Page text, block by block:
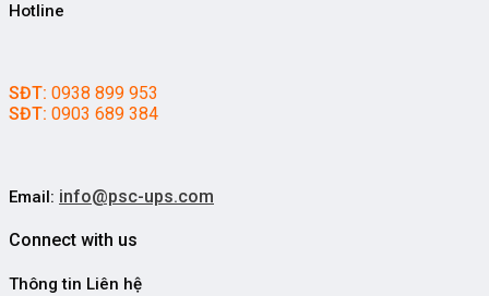
Hotline
SĐT: 0938 899 953
SĐT: 0903 689 384
Email: info@psc-ups.com
Connect with us
Thông tin Liên hệ